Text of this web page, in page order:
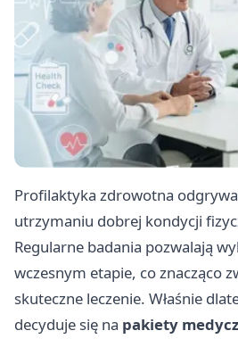
Profilaktyka zdrowotna
utrzymaniu dobrej kondycji
Regularne badania pozwalają
wczesnym etapie, co znacząco
skuteczne leczenie. Właśnie
decyduje się na pakiety